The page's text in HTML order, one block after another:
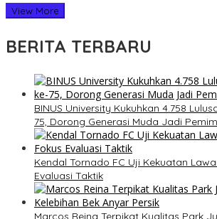
View More
BERITA TERBARU
BINUS University Kukuhkan 4.758
75, Dorong Generasi Muda Jadi
Kendal Tornado FC Uji Kekuatan
Evaluasi Taktik
Marcos Reina Terpikat Kualitas Park